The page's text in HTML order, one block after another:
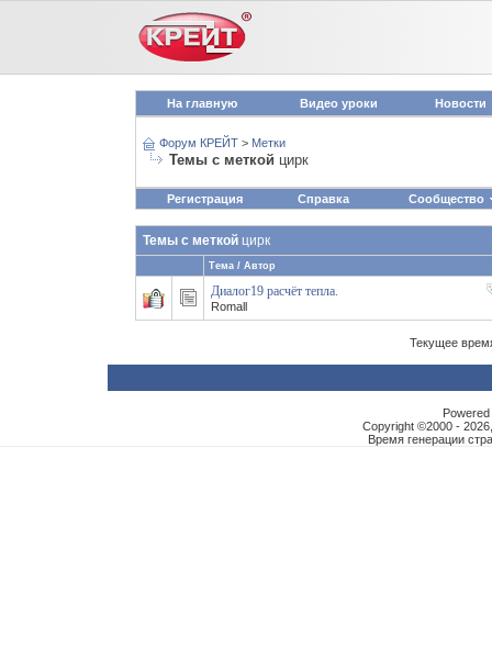
На главную Видео уроки Новости
Форум КРЕЙТ > Метки
Темы с меткой цирк
Регистрация Справка Сообщество
Темы с меткой цирк
Тема / Автор
Диалог19 расчёт тепла.
Romall
Текущее
Copyright ©2000 -
Время генерации